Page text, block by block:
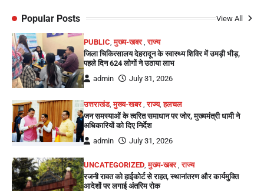
Popular Posts View All
PUBLIC ,मुख्य-खबर ,राज्य
जिला चिकित्सालय देहरादून के स्वास्थ्य शिविर में उमड़ी भीड़,
पहले दिन 624 लोगों ने उठाया लाभ
admin
July 31, 2026
उत्तराखंड,मुख्य-खबर ,राज्य,हलचल
जन समस्याओं के त्वरित समाधान पर जोर, मुख्यमंत्री धामी ने
अधिकारियों को दिए निर्देश
admin
July 31, 2026
UNCATEGORIZED ,मुख्य-खबर ,राज्य
रजनी रावत को हाईकोर्ट से राहत, स्थानांतरण और कार्यमुक्ति
आदेशों पर लगाई अंतरिम रोक